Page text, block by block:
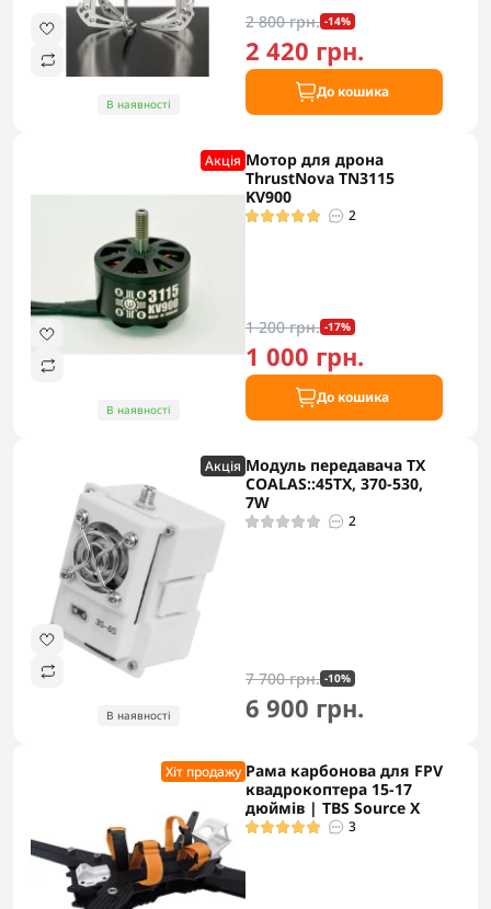
В наявності
2 800 грн. -14%
2 420 грн.
До кошика
Акцiя
В наявності
Мотор для дрона
ThrustNova TN3115
KV900
2
1 200 грн. -17%
1 000 грн.
До кошика
Акцiя
В наявності
Модуль передавача TX
COALAS::45TX, 370-530,
7W
2
7 700 грн. -10%
6 900 грн.
Хіт продажу Рама карбонова для FPV
квадрокоптера 15-17
дюймів | TBS Source X
3